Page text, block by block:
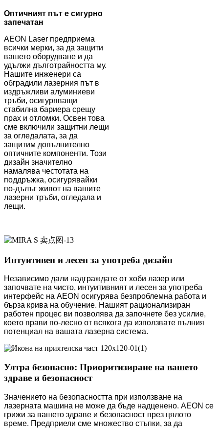
Оптичният път е сигурно
запечатан
AEON Laser предприема
всички мерки, за да защити
вашето оборудване и да
удължи дълготрайността му.
Нашите инженери са
обградили лазерния път в
издръжливи алуминиеви
тръби, осигуряващи
стабилна бариера срещу
прах и отломки. Освен това
сме включили защитни лещи
за огледалата, за да
защитим допълнително
оптичните компоненти. Този
дизайн значително
намалява честотата на
поддръжка, осигурявайки
по-дълъг живот на вашите
лазерни тръби, огледала и
лещи.
Интуитивен и лесен за употреба дизайн
Независимо дали надграждате от хоби лазер или
започвате на чисто, интуитивният и лесен за употреба
интерфейс на AEON осигурява безпроблемна работа и
бърза крива на обучение. Нашият рационализиран
работен процес ви позволява да започнете без усилие,
което прави по-лесно от всякога да използвате пълния
потенциал на вашата лазерна система.
Ултра безопасно: Приоритизиране на вашето
здраве и безопасност
Значението на безопасността при използване на
лазерната машина не може да бъде надценено. AEON се
грижи за вашето здраве и безопасност през цялото
време. Предприели сме множество стъпки, за да